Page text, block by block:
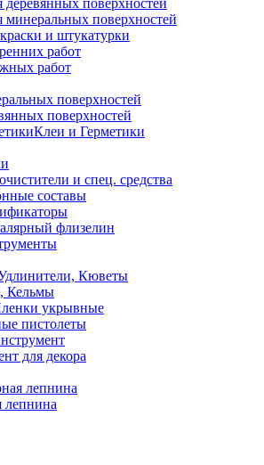
минеральных поверхностей
и штукатурки
работ
работ
поверхностей
поверхностей
Клеи и Герметики
и спец. средства
составы
флизелин
Кюветы
Кельмы
укрывные
пистолеты
для декора
лепнина
лепнина